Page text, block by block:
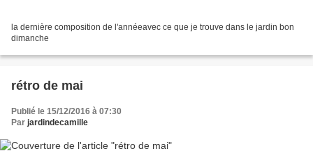
la dernière composition de l'annéeavec ce que je trouve dans le jardin bon
dimanche
rétro de mai
Publié le 15/12/2016 à 07:30
Par jardindecamille